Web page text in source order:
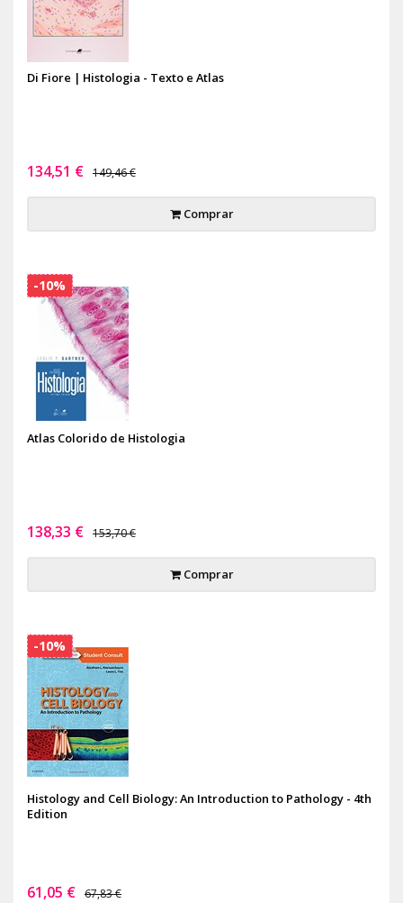
Di Fiore | Histologia - Texto e Atlas
134,51 € 149,46 €
Comprar
Atlas Colorido de Histologia
138,33 € 153,70 €
Comprar
-10%
Histology and Cell Biology: An Introduction to Pathology - 4th
Edition
61,05 € 67,83 €
-10%